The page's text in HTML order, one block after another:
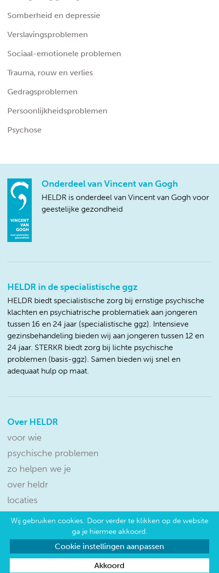
Somberheid en depressie
Verslavingsproblemen
Sociaal-emotionele problemen
Trauma, rouw en verlies
Gedragsproblemen
Persoonlijkheidsproblemen
Psychose
Onderdeel van Vincent van Gogh
HELDR is onderdeel van Vincent van Gogh voor
geestelijke gezondheid
HELDR in de specialistische ggz
HELDR biedt specialistische zorg bij ernstige psychische
klachten en psychiatrische problematiek aan jongeren
tussen 16 en 24 jaar (specialistische ggz). Intensieve
gezinsbehandeling bieden wij aan jongeren tussen 12 en
24 jaar. STERKR biedt zorg bij lichte psychische
problemen (basis-ggz). Samen bieden wij snel en
adequaat hulp op maat.
Over HELDR
voor wie
psychische problemen
zo helpen we je
over heldr
locaties
privacy verklaring cookie instellingen
Wij gebruiken cookies. Door verder te klikken op de website
ga je hiermee akkoord.
Cookie instellingen aanpassen
Akkoord